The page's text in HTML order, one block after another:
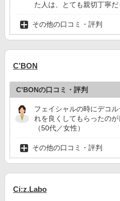
た人は、とても親切丁寧だ
その他の口コミ・評判
C’BON
C’BONの口コミ・評判
フェイシャルの時にデコ
れを良くしてもらったのが
（50代／女性）
その他の口コミ・評判
Ci:z.Labo